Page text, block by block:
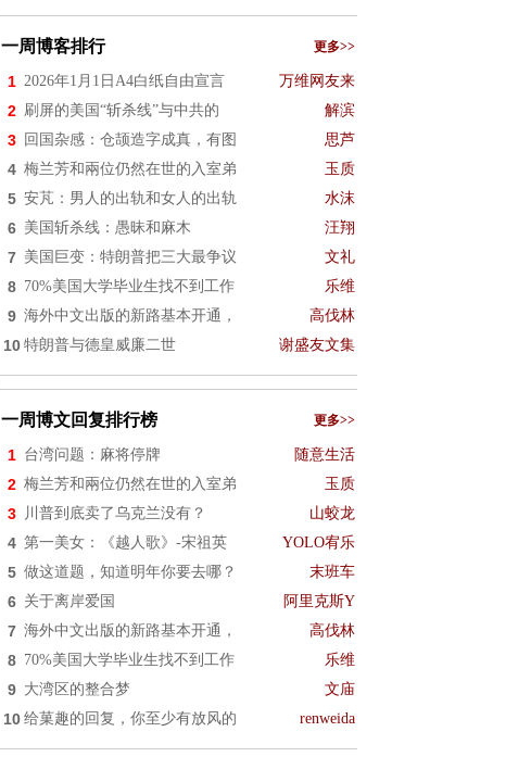
一周博客排行 更多>>
1 2026年1月1日A4白纸自由宣言 万维网友来
2 刷屏的美国“斩杀线”与中共的 解滨
3 回国杂感：仓颉造字成真，有图 思芦
4 梅兰芳和兩位仍然在世的入室弟 玉质
5 安芃：男人的出轨和女人的出轨 水沫
6 美国斩杀线：愚昧和麻木 汪翔
7 美国巨变：特朗普把三大最争议 文礼
8 70%美国大学毕业生找不到工作 乐维
9 海外中文出版的新路基本开通， 高伐林
10 特朗普与德皇威廉二世 谢盛友文集
一周博文回复排行榜 更多>>
1 台湾问题：麻将停牌 随意生活
2 梅兰芳和兩位仍然在世的入室弟 玉质
3 川普到底卖了乌克兰没有？ 山蛟龙
4 第一美女：《越人歌》-宋祖英 YOLO宥乐
5 做这道题，知道明年你要去哪？ 末班车
6 关于离岸爱国 阿里克斯Y
7 海外中文出版的新路基本开通， 高伐林
8 70%美国大学毕业生找不到工作 乐维
9 大湾区的整合梦 文庙
10 给菓趣的回复，你至少有放风的 renweida